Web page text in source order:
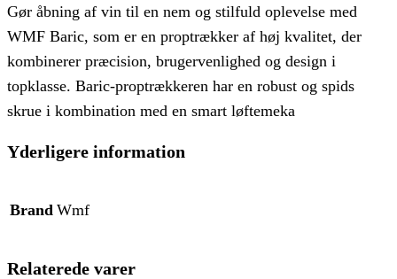
Gør åbning af vin til en nem og stilfuld oplevelse med
WMF Baric, som er en proptrækker af høj kvalitet, der
kombinerer præcision, brugervenlighed og design i
topklasse. Baric-proptrækkeren har en robust og spids
skrue i kombination med en smart løftemeka
Yderligere information
Brand Wmf
Relaterede varer